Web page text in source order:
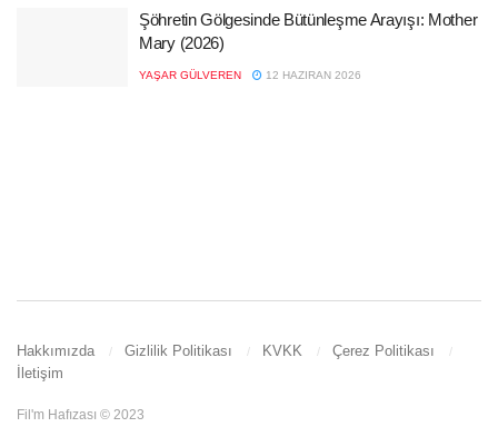
Şöhretin Gölgesinde Bütünleşme Arayışı: Mother
Mary (2026)
YAŞAR GÜLVEREN 12 HAZIRAN 2026
Hakkımızda Gizlilik Politikası KVKK
Çerez Politikası
İletişim
Fil'm Hafızası © 2023